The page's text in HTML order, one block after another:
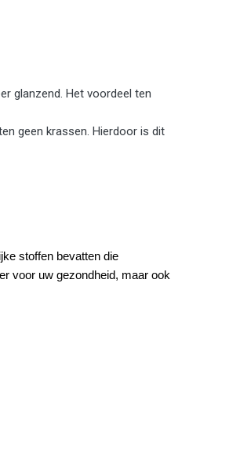
glanzend. Het voordeel ten
geen krassen. Hierdoor is dit
stoffen bevatten die
voor uw gezondheid, maar ook